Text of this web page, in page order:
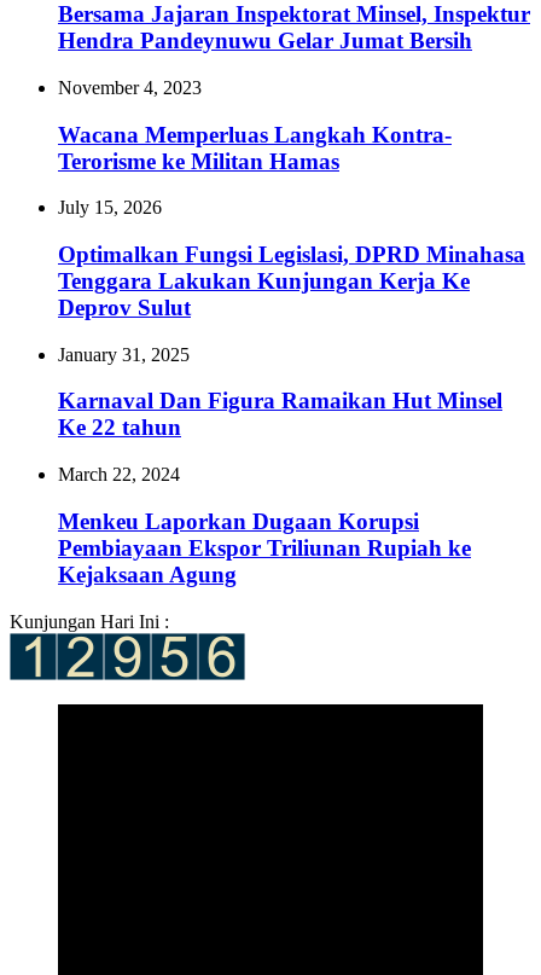
Bersama Jajaran Inspektorat Minsel, Inspektur
Hendra Pandeynuwu Gelar Jumat Bersih
November 4, 2023
Wacana Memperluas Langkah Kontra-
Terorisme ke Militan Hamas
July 15, 2026
Optimalkan Fungsi Legislasi, DPRD Minahasa
Tenggara Lakukan Kunjungan Kerja Ke
Deprov Sulut
January 31, 2025
Karnaval Dan Figura Ramaikan Hut Minsel
Ke 22 tahun
March 22, 2024
Menkeu Laporkan Dugaan Korupsi
Pembiayaan Ekspor Triliunan Rupiah ke
Kejaksaan Agung
Kunjungan Hari Ini :